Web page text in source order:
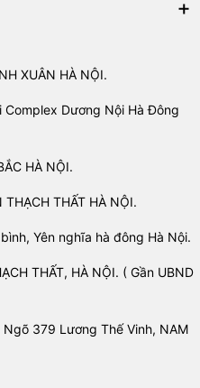
XUÂN HÀ NỘI.
Complex Dương Nội Hà Đông
HÀ NỘI.
THẠCH THẤT HÀ NỘI.
Yên nghĩa hà đông Hà Nội.
THẤT, HÀ NỘI. ( Gần UBND
379 Lương Thế Vinh, NAM